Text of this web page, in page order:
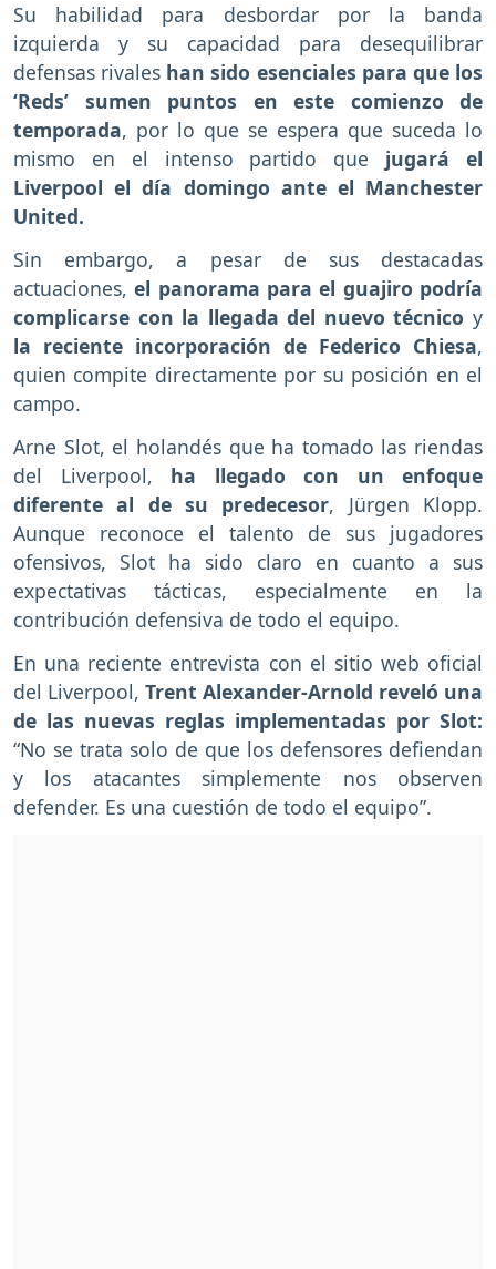
Su habilidad para desbordar por la banda
izquierda y su capacidad para desequilibrar
defensas rivales han sido esenciales para que los
‘Reds’ sumen puntos en este comienzo de
temporada, por lo que se espera que suceda lo
mismo en el intenso partido que jugará el
Liverpool el día domingo ante el Manchester
United.
Sin embargo, a pesar de sus destacadas
actuaciones, el panorama para el guajiro podría
complicarse con la llegada del nuevo técnico y
la reciente incorporación de Federico Chiesa,
quien compite directamente por su posición en el
campo.
Arne Slot, el holandés que ha tomado las riendas
del Liverpool, ha llegado con un enfoque
diferente al de su predecesor, Jürgen Klopp.
Aunque reconoce el talento de sus jugadores
ofensivos, Slot ha sido claro en cuanto a sus
expectativas tácticas, especialmente en la
contribución defensiva de todo el equipo.
En una reciente entrevista con el sitio web oficial
del Liverpool, Trent Alexander-Arnold reveló una
de las nuevas reglas implementadas por Slot:
“No se trata solo de que los defensores defiendan
y los atacantes simplemente nos observen
defender. Es una cuestión de todo el equipo”.